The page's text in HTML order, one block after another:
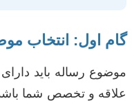
گام اول: انتخاب
موضوع رساله باید
علاقه و تخصص شما